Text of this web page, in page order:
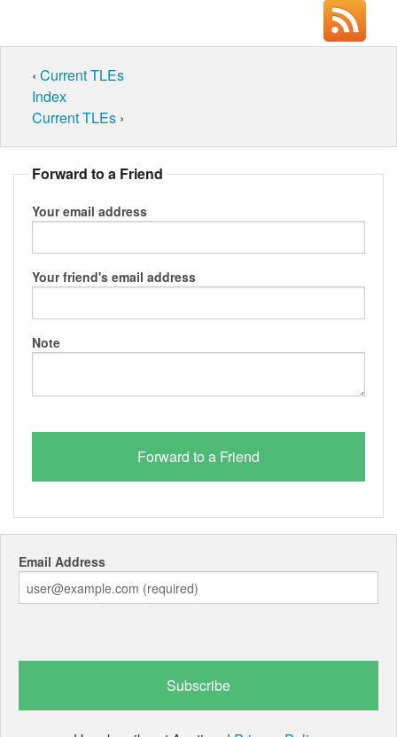
‹ Current TLEs
Index
Current TLEs ›
Forward to a Friend
Your email address
Your friend's email address
Note
Email Address